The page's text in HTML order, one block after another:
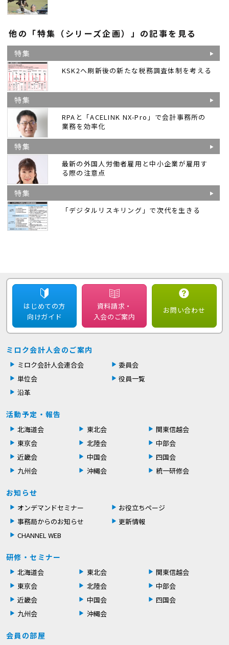
他の「特集（シリーズ企画）」の記事を見る
特集
KSK2へ刷新後の新たな税務調査体制を考える
特集
RPAと「ACELINK NX-Pro」で会計事務所の
業務を効率化
特集
最新の外国人労働者雇用と中小企業が雇用す
る際の注意点
特集
「デジタルリスキリング」で次代を生きる
はじめての方
向けガイド
資料請求・
入会のご案内
お問い合わせ
ミロク会計人会のご案内
ミロク会計人会連合会
委員会
単位会
役員一覧
沿革
活動予定・報告
北海道会 東北会
関東信越会
東京会
北陸会
中部会
近畿会
中国会
四国会
九州会
沖縄会 統一研修会
お知らせ
オンデマンドセミナー
お役立ちページ
事務局からのお知らせ
更新情報
CHANNEL WEB
研修・セミナー
北海道会 東北会
関東信越会
東京会
北陸会
中部会
近畿会
中国会
四国会
九州会
沖縄会
会員の部屋